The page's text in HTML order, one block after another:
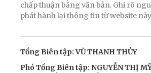
chấp thuận bằng văn bản. Ghi rõ
phát hành lại thông tin từ website
Tổng Biên tập: VŨ THANH THỦY
Phó Tổng Biên tập: NGUYỄN THỊ